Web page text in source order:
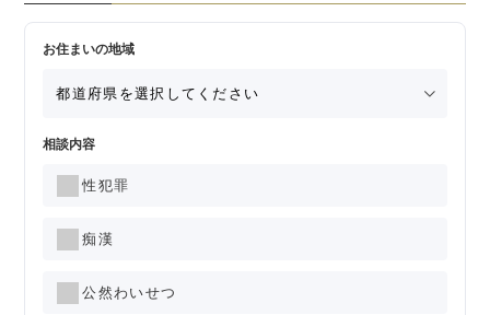
お住まいの地域
相談内容
性犯罪
痴漢
公然わいせつ